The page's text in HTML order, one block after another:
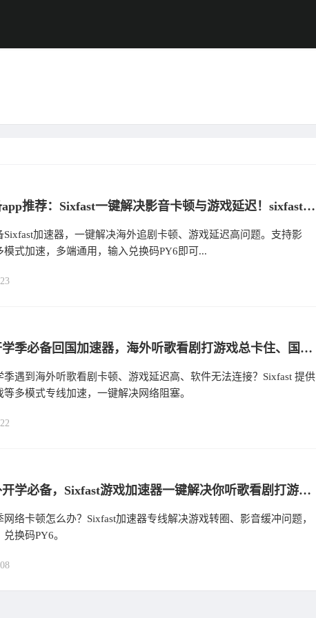
留学必备app推荐：Sixfast一键解决影音卡顿与游戏延迟！sixfast回国加速器使用指南来了~
Sixfast加速器，一键解决海外追剧卡顿、游戏延迟高问题。支持影
模式加速，多端通用，输入兑换码PY6即可...
留学生开学季必备回国加速器，海外听歌看剧打游戏总卡住、国内软件无法登录打不开怎么办？sixfast回国加速器使用指南来了！超长免费加速时长可领取！
季遇到海外听歌看剧卡顿、游戏延迟高、软件无法连接？Sixfast 提供
等多模式专线加速，一键解决网络阻塞。
留学海外开学必备，Sixfast游戏加速器一键解决你听歌看剧打游戏总是“卡”住的问题！让转圈与卡顿彻底消失
网络卡顿怎么办？Sixfast加速器专线解决游戏转圈、影音缓冲问题，
换码PY6。